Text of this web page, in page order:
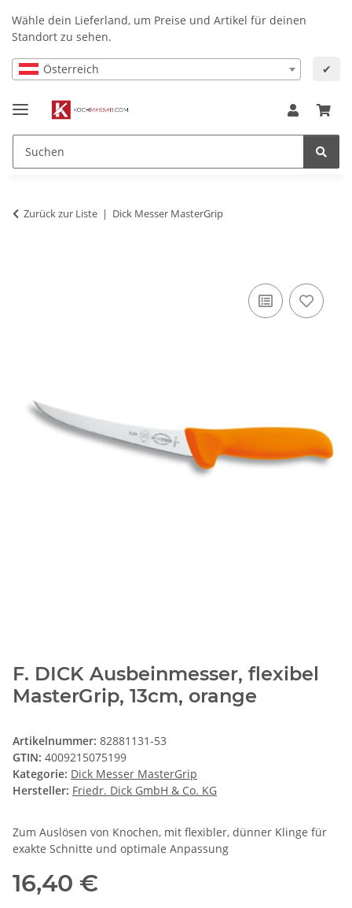
Wähle dein Lieferland, um Preise und Artikel für deinen
Standort zu sehen.
Österreich ✔
Zurück zur Liste Dick Messer MasterGrip
F. DICK Ausbeinmesser, flexibel
MasterGrip, 13cm, orange
Artikelnummer: 82881131-53
GTIN: 4009215075199
Kategorie: Dick Messer MasterGrip
Hersteller: Friedr. Dick GmbH & Co. KG
Zum Auslösen von Knochen, mit flexibler, dünner Klinge für
exakte Schnitte und optimale Anpassung
16,40 €